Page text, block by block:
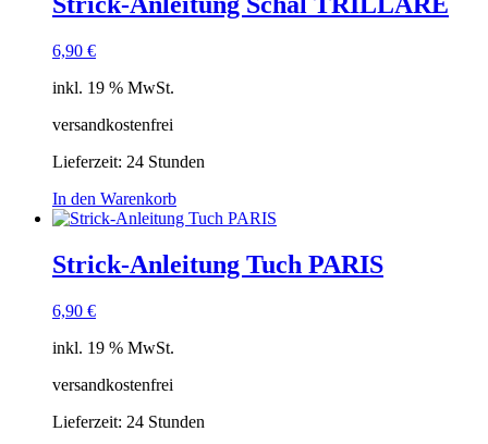
6,90 €
inkl. 19 % MwSt.
versandkostenfrei
Lieferzeit: 24 Stunden
In den Warenkorb
Strick-Anleitung Tuch PARIS
6,90 €
inkl. 19 % MwSt.
versandkostenfrei
Lieferzeit: 24 Stunden